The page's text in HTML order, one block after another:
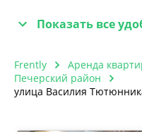
Показать все
Frently
Аренда
Печерский район
улица Василия